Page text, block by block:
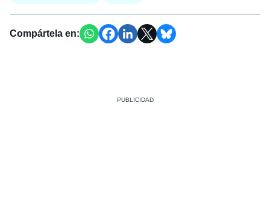
Compártela en: